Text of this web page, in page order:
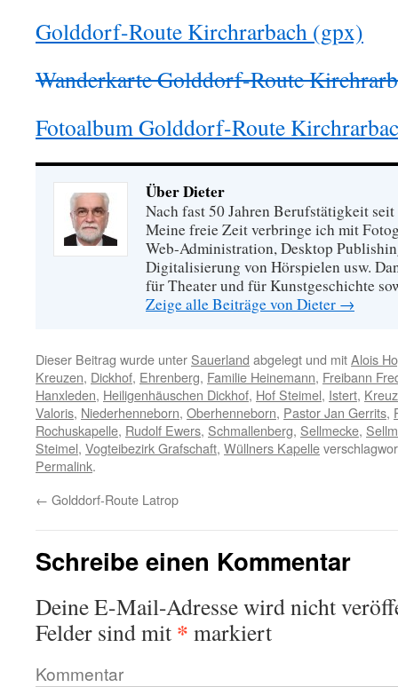
Golddorf-Route Kirchrarbach (gpx)
Wanderkarte Golddorf-Route
Fotoalbum Golddorf-Route
Über Dieter
Nach fast 50 Jahren Berufstätigkeit
Meine freie Zeit verbringe ich mit
Web-Administration, Desktop
Digitalisierung von Hörspielen usw.
für Theater und für Kunstgeschichte
Zeige alle Beiträge von Dieter →
Dieser Beitrag wurde unter Sauerland abgelegt und mitAlois
Kreuzen, Dickhof, Ehrenberg, Familie Heinemann, Freibann
Hanxleden, Heiligenhäuschen Dickhof, Hof Steimel, Istert,
Valoris, Niederhenneborn, Oberhenneborn, Pastor Jan Gerrits,
Rochuskapelle, Rudolf Ewers, Schmallenberg, Sellmecke,
Steimel, Vogteibezirk Grafschaft, Wüllners Kapelle
Permalink.
← Golddorf-Route Latrop
Schreibe einen Kommentar
Deine E-Mail-Adresse wird nicht
Felder sind mit * markiert
Kommentar